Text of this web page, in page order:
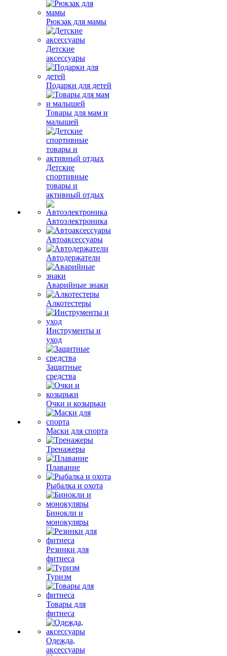
Рюкзак для мамы
Детские
аксессуары
Подарки для детей
Товары для мам и
малышей
Детские
спортивные
товары и
активный отдых
Автоэлектроника
Автоаксессуары
Автодержатели
Аварийные знаки
Алкотестеры
Инструменты и
уход
Защитные
средства
Очки и козырьки
Маски для спорта
Тренажеры
Плавание
Рыбалка и охота
Бинокли и
монокуляры
Резинки для
фитнеса
Туризм
Товары для
фитнеса
Одежда,
аксессуары